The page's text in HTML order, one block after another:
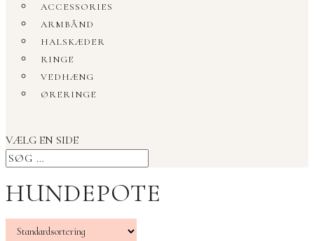
ACCESSORIES
ARMBÅND
HALSKÆDER
RINGE
VEDHÆNG
ØRERINGE
VÆLG EN SIDE
HUNDEPOTE